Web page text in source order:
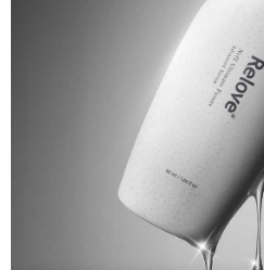
Jumlah yang diperakui untuk pengguna
kelulusan boleh sehingga NT$10,000.
pembayaran dalam tempoh tersebut,
20% setahun akan dikenakan.
mendapatkan kebenaran daripada ibu
untuk menggunakan AFTEE.
Sila hubungi NP Taiwan Inc. di
mempunyai sebarang kebimbangan
penggunaan pada data peribadi. Jika
peribadi yang disenaraikan seperti di
oleh AFTEE, sila jangan gunakan